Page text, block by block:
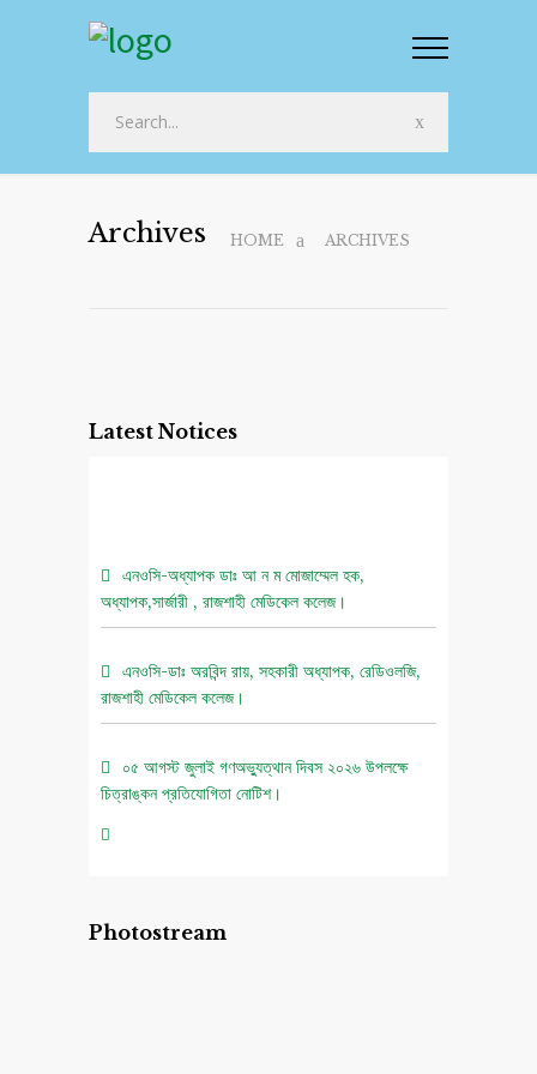
Archives HOME ARCHIVES
Latest Notices
এনওসি-অধ্যাপক ডাঃ আ ন ম মোজাম্মেল হক,
অধ্যাপক,সার্জারী , রাজশাহী মেডিকেল কলেজ।
এনওসি-ডাঃ অরবিন্দ রায়, সহকারী অধ্যাপক, রেডিওলজি,
রাজশাহী মেডিকেল কলেজ।
০৫ আগস্ট জুলাই গণঅভ্যুত্থান দিবস ২০২৬ উপলক্ষে
চিত্রাঙ্কন প্রতিযোগিতা নোটিশ।
Photostream